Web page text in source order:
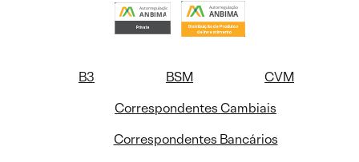
B3 BSM
CVM
Correspondentes Cambiais
Correspondentes Bancários